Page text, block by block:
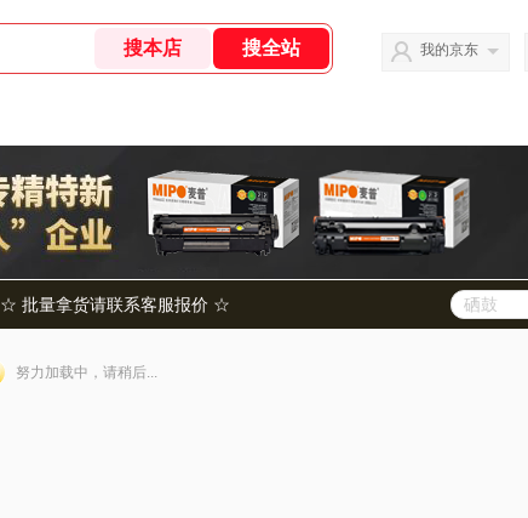
我的京东
☆ 批量拿货请联系客服报价 ☆
努力加载中，请稍后...